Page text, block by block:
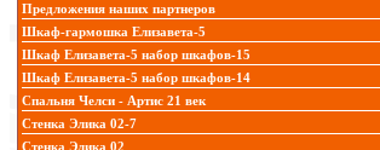
Предложения наших партнеров
Шкаф-гармошка Елизавета-5
Шкаф Елизавета-5 набор шкафов-15
Шкаф Елизавета-5 набор шкафов-14
Спальня Челси - Артис 21 век
Стенка Элика 02-7
Стенка Элика 02